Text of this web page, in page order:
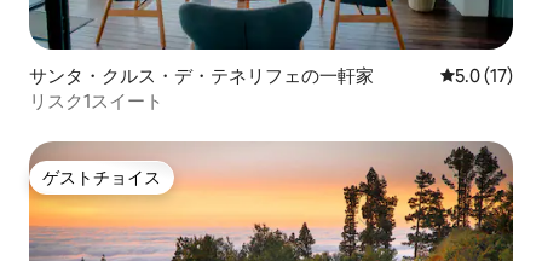
サンタ・クルス・デ・テネリフェの一軒家 レビュー17
5.0 (17)
リスク1スイート
ゲストチョイス
ゲストチョイス